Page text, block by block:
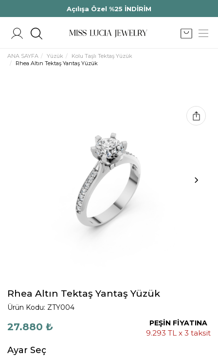
Açılışa Özel %25 İNDİRİM
ANA SAYFA Yüzük
Kolu Taşlı Tektaş Yüzük
Rhea Altın Tektaş Yantaş Yüzük
Rhea Altın Tektaş Yantaş Yüzük
Ürün Kodu: ZTY004
27.880 ₺ PEŞİN FİYATINA
9.293 TL x 3 taksit
Ayar Seç